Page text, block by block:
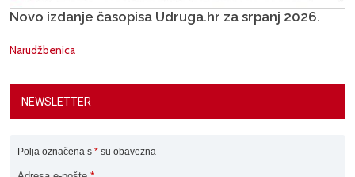
Novo izdanje časopisa Udruga.hr za srpanj 2026.
Narudžbenica
NEWSLETTER
Polja označena s * su obavezna